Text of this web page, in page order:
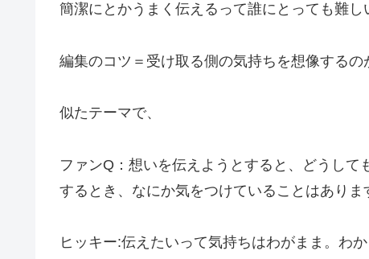
簡潔にとかうまく伝えるって誰にとっても難し
編集のコツ＝受け取る側の気持ちを想像するの
似たテーマで、
ファンQ：想いを伝えようとすると、どうし
するとき、なにか気をつけていることはありま
ヒッキー:伝えたいって気持ちはわがまま。わか